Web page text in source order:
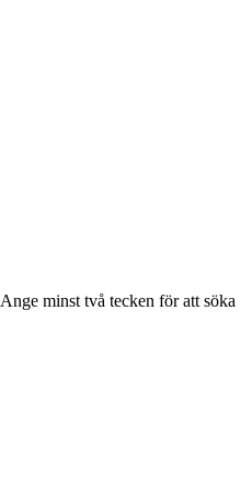
Ange minst två tecken för att söka